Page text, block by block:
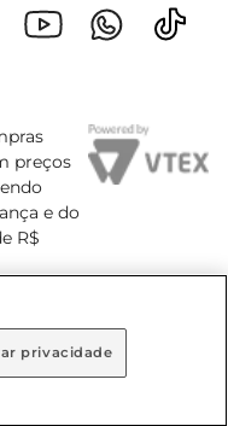
preços
e do
R$
privacidade